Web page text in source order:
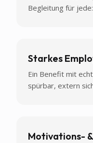
Begleitung für
Starkes
Ein Benefit mit
spürbar, extern
Motivations-